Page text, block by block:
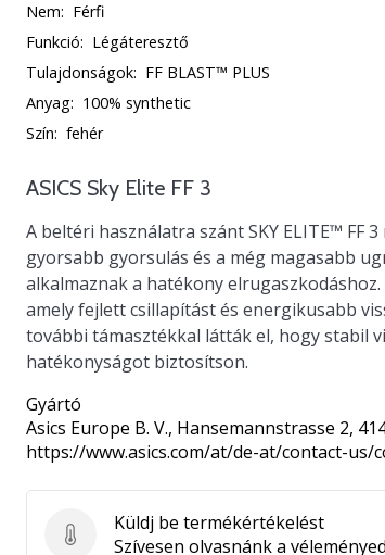
Nem: Férfi
Funkció: Légáteresztő
Tulajdonságok: FF BLAST™ PLUS
Anyag: 100% synthetic
Szín: fehér
ASICS Sky Elite FF 3
A beltéri használatra szánt SKY ELITE™ FF
gyorsabb gyorsulás és a még magasabb
alkalmaznak a hatékony
amely fejlett csillapítást és energikusabb
további támasztékkal látták el, hogy stabil
hatékonyságot biztosítson.
Gyártó
Asics Europe B. V., Hansemannstrasse 2,
https://www.asics.com/at/de-at/contact-us/
Küldj be termékértékelést
Küldj be termékértékelést
Szívesen olvasnánk a